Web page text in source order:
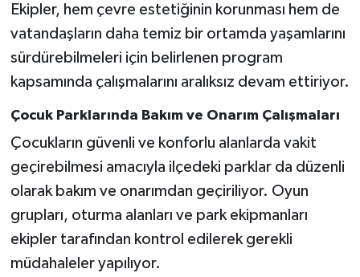
Ekipler, hem çevre estetiğinin korunması hem de
vatandaşların daha temiz bir ortamda yaşamlarını
sürdürebilmeleri için belirlenen program
kapsamında çalışmalarını aralıksız devam ettiriyor.
Çocuk Parklarında Bakım ve Onarım Çalışmaları
Çocukların güvenli ve konforlu alanlarda vakit
geçirebilmesi amacıyla ilçedeki parklar da düzenli
olarak bakım ve onarımdan geçiriliyor. Oyun
grupları, oturma alanları ve park ekipmanları
ekipler tarafından kontrol edilerek gerekli
müdahaleler yapılıyor.